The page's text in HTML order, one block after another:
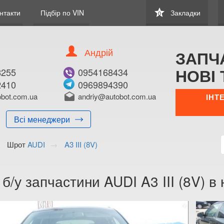
Підбір по VIN star
0 Закладки
Всі менеджери
Андрій
0954168434
0969894390
drafts andriy@autobot.com.ua
НОВІ
ШротAUDI
A3 III (8V)
у запчастини AUDI A3 III (8V) в